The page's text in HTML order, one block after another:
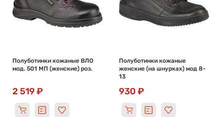
Полуботинки кожаные ВЛО
мод. 501 МП (женские) роз.
2 519 ₽
Полуботинки кожаные
женские (на шнурках) мод 8-
13
930 ₽